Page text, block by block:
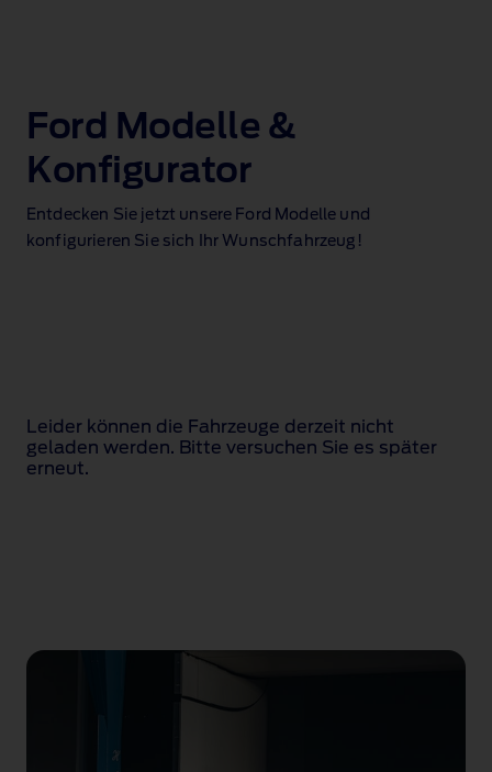
Ford Modelle &
Konfigurator
Entdecken Sie jetzt unsere Ford Modelle und
konfigurieren Sie sich Ihr Wunschfahrzeug!
Leider können die Fahrzeuge derzeit nicht
geladen werden. Bitte versuchen Sie es später
erneut.